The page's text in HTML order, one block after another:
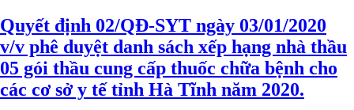
Quyết định 02/QĐ-SYT ngày 03/01/2020
v/v phê duyệt danh sách xếp hạng nhà thầu
05 gói thầu cung cấp thuốc chữa bệnh cho
các cơ sở y tế tỉnh Hà Tĩnh năm 2020.